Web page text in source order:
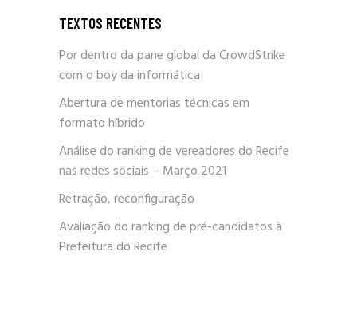
TEXTOS RECENTES
Por dentro da pane global da CrowdStrike
com o boy da informática
Abertura de mentorias técnicas em
formato híbrido
Análise do ranking de vereadores do Recife
nas redes sociais – Março 2021
Retração, reconfiguração
Avaliação do ranking de pré-candidatos à
Prefeitura do Recife